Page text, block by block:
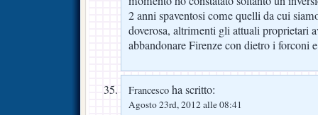
2 anni spaventosi come quelli da cui
doverosa, altrimenti gli attuali proprietari
abbandonare Firenze con dietro i forconi
Francesco ha scritto:
Agosto 23rd, 2012 alle 08:41